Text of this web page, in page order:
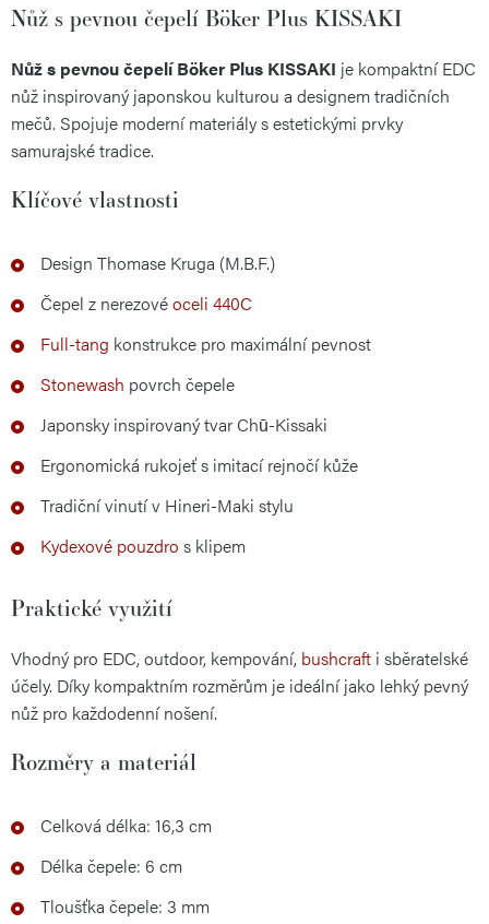
Nůž s pevnou čepelí Böker Plus KISSAKI
Nůž s pevnou čepelí Böker Plus KISSAKI je kompaktní EDC
nůž inspirovaný japonskou kulturou a designem tradičních
mečů. Spojuje moderní materiály s estetickými prvky
samurajské tradice.
Klíčové vlastnosti
Design Thomase Kruga (M.B.F.)
Čepel z nerezovéoceli 440C
Full-tang konstrukce pro maximální pevnost
Stonewash povrch čepele
Japonsky inspirovaný tvar Chū-Kissaki
Ergonomická rukojeť s imitací rejnočí kůže
Tradiční vinutí v Hineri-Maki stylu
Kydexové pouzdro s klipem
Praktické využití
Vhodný pro EDC, outdoor, kempování, bushcraft i sběratelské
účely. Díky kompaktním rozměrům je ideální jako lehký pevný
nůž pro každodenní nošení.
Rozměry a materiál
Celková délka: 16,3 cm
Délka čepele: 6 cm
Tloušťka čepele: 3 mm